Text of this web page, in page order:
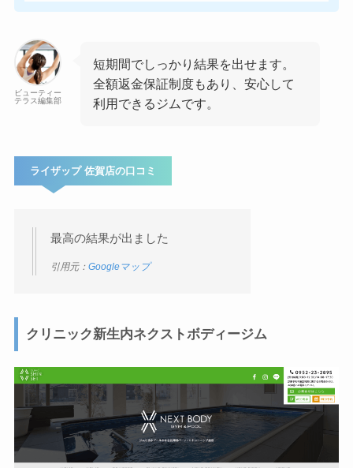
ビューティー
テラス編集部
短期間でしっかり結果を出せます。
全額返金保証制度もあり、安心して
利用できるジムです。
ライザップ 佐賀店の口コミ
最高の結果が出ました
引用元： Googleマップ
クリニック新生内ネクストボディージム